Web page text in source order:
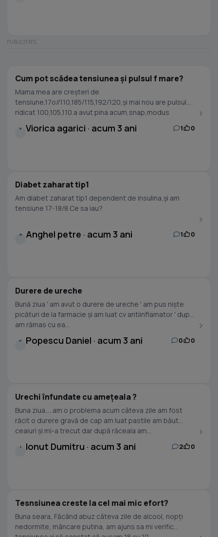
Cum pot scădea tensiunea și pulsul f mare?
Mama mea are creșteri de
tensiune,17o//110,185/115,192/120,și mai nou are pulsul
ridicat 100,105,110.a avut pina acum,snap,modus
V Viorica agarici · acum 3 ani 1 0
Diabet zaharat tip1
Am diabet zaharat tip1 dependent de insulina,și am
tensiune 17-18/8.Ce sa iau?
A Anghel petre · acum 3 ani 1 0
Durere de ureche
Bună ziua ' am avut o durere de ureche ' am pus niște
picături de la farmacie și am luat cv antiinflamator ' după
am rămas cu ea...
P Popescu Daniel · acum 3 ani 0 0
Urechi înfundate cu amețeala ?
Buna ziua…..am o problema acum câteva zile am fost
răcit o durere gravă de cap am luat pastile am băut
ceaiuri și mi-a trecut dar după răceala am...
I Ionut Dumitru · acum 3 ani 2 0
Tesnsiunea creste la cel mai mic efort?
Buna seara, Făcând abuz câteva zile de alcool, nopți
nedormite, mâncare putina, am ajuns sa mi verific